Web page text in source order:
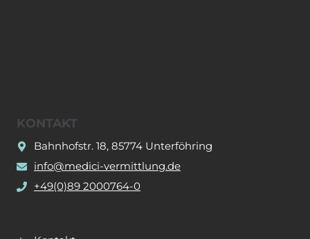
KONTAKT
Bahnhofstr. 18, 85774 Unterföhring
info@medici-vermittlung.de
+49(0)89 2000764-0